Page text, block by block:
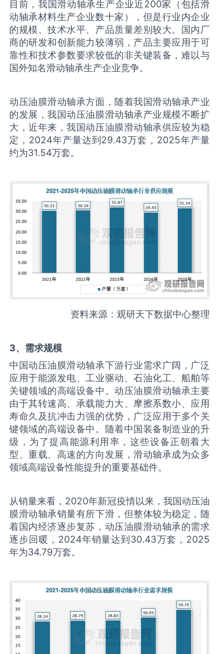
目前，我国滑动轴承生产企业近200家（包括滑
动轴承材料生产企业数十家），但是行业内企业
的规模、技术水平、产品质量差别较大。国内厂
商的研发和创新能力较薄弱，产品主要应用于可
靠性和技术参数要求较低的非关键装备，难以与
国外知名滑动轴承生产企业竞争。
动压油膜滑动轴承方面，随着我国滑动轴承产业
的发展，我国动压油膜滑动轴承产业规模不断扩
大，近年来，我国动压油膜滑动轴承供应较为稳
定，2024年产量达到29.43万套，2025年产量
约为31.54万套。
资料来源：观研天下数据中心整理
3、需求规模
中国动压油膜滑动轴承下游行业需求广阔，广泛
应用于能源发电、工业驱动、石油化工、船舶等
关键领域的高端设备中。动压油膜滑动轴承主要
由于其转速高、承载能力大、摩擦系数小、应用
寿命久及抗冲击力强的优势，广泛应用于多个关
键领域的高端设备中。随着中国装备制造业的升
级，为了提高能源利用率，这些设备正朝着大
型、重载、高速的方向发展，滑动轴承成为众多
领域高端设备性能提升的重要基础件。
从销量来看，2020年新冠疫情以来，我国动压油
膜滑动轴承销量有所下滑，但整体较为稳定，随
着国内经济逐步复苏，动压油膜滑动轴承的需求
逐步回暖，2024年销量达到30.43万套，2025
年为34.79万套。